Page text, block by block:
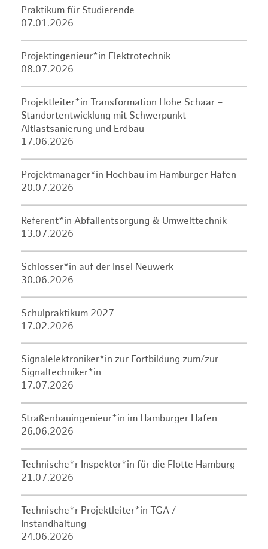
Praktikum für Studierende
07.01.2026
Projektingenieur*in Elektrotechnik
08.07.2026
Projektleiter*in Transformation Hohe Schaar –
Standortentwicklung mit Schwerpunkt
Altlastsanierung und Erdbau
17.06.2026
Projektmanager*in Hochbau im Hamburger Hafen
20.07.2026
Referent*in Abfallentsorgung & Umwelttechnik
13.07.2026
Schlosser*in auf der Insel Neuwerk
30.06.2026
Schulpraktikum 2027
17.02.2026
Signalelektroniker*in zur Fortbildung zum/zur
Signaltechniker*in
17.07.2026
Straßenbauingenieur*in im Hamburger Hafen
26.06.2026
Technische*r Inspektor*in für die Flotte Hamburg
21.07.2026
Technische*r Projektleiter*in TGA /
Instandhaltung
24.06.2026